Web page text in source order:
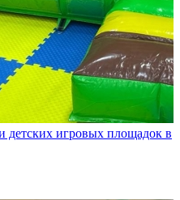
детских игровых площадок в